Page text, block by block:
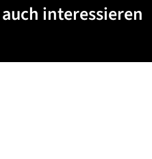
interessieren